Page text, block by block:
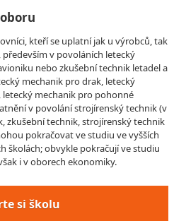
kteří se uplatní jak u výrobců, tak
v povoláních letecký
nebo zkušební technik letadel a
mechanik pro drak, letecký
mechanik pro pohonné
v povolání strojírenský technik (v
zkušební technik, strojírenský technik
pokračovat ve studiu ve vyšších
školách; obvykle pokračují ve studiu
i v oborech ekonomiky.
si školu